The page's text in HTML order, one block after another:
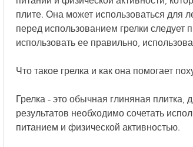
плите. Она может использоваться для
перед использованием грелки следует
использовать ее правильно,
Что такое грелка и как она помогает
Грелка - это обычная глиняная
результатов необходимо сочетать
питанием и физической активностью.